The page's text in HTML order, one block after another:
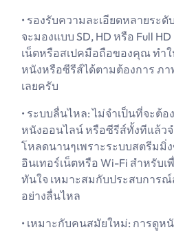
• รองรับความละเอียดหลายระดั
จะมองแบบ SD, HD หรือ Full
เน็ตหรือสเปคมือถือของคุณ ทำ
หนังหรือซีรีส์ได้ตามต้องการ ภ
เลยครับ
• ระบบลื่นไหล: ไม่จำเป็นที่จะต้
หนังออนไลน์ หรือซีรีส์ทั้งทีแล้ว
โหลดนานๆเพราะระบบสตรีมมิ่
อินเทอร์เน็ตหรือ Wi-Fi สำหรับ
ทันใจ เหมาะสมกับประสบการ
อย่างลื่นไหล
• เหมาะกับคนสมัยใหม่: การดูห